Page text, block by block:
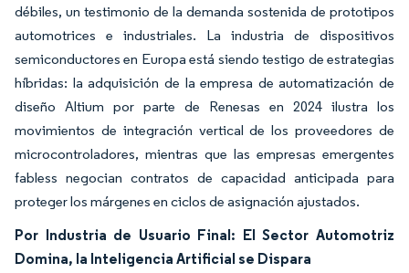
débiles, un testimonio de la demanda sostenida de prototipos
automotrices e industriales. La industria de dispositivos
semiconductores en Europa está siendo testigo de estrategias
híbridas: la adquisición de la empresa de automatización de
diseño Altium por parte de Renesas en 2024 ilustra los
movimientos de integración vertical de los proveedores de
microcontroladores, mientras que las empresas emergentes
fabless negocian contratos de capacidad anticipada para
proteger los márgenes en ciclos de asignación ajustados.
Por Industria de Usuario Final: El Sector Automotriz
Domina, la Inteligencia Artificial se Dispara